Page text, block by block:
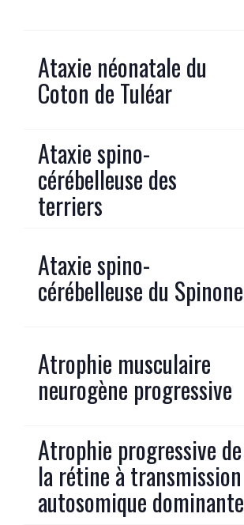
Ataxie néonatale du
Coton de Tuléar
Ataxie spino-
cérébelleuse des
terriers
Ataxie spino-
cérébelleuse du Spinone
Atrophie musculaire
neurogène progressive
Atrophie progressive de
la rétine à transmission
autosomique dominante